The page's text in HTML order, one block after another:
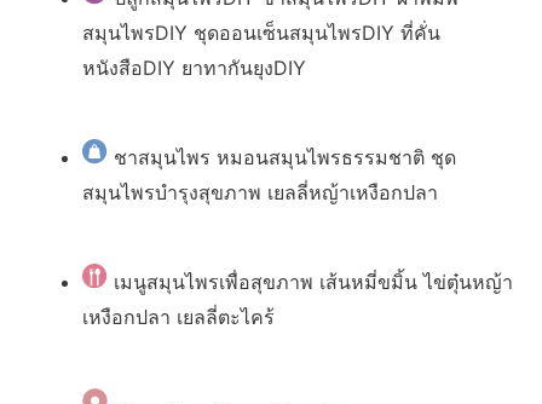
สมุนไพรDIY ชุดออนเซ็นสมุนไพรDIY ที่คั่น
หนังสือDIY ยาทากันยุงDIY
ชาสมุนไพร หมอนสมุนไพรธรรมชาติ ชุด
สมุนไพรบำรุงสุขภาพ เยลลี่หญ้าเหงือกปลา
เมนูสมุนไพรเพื่อสุขภาพ เส้นหมี่ขมิ้น ไข่ตุ๋นหญ้า
เหงือกปลา เยลลี่ตะไคร้